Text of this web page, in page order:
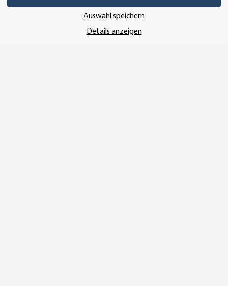
UNSER VERSANDDIENSTLEISTER
Auswahl speichern
Details anzeigen